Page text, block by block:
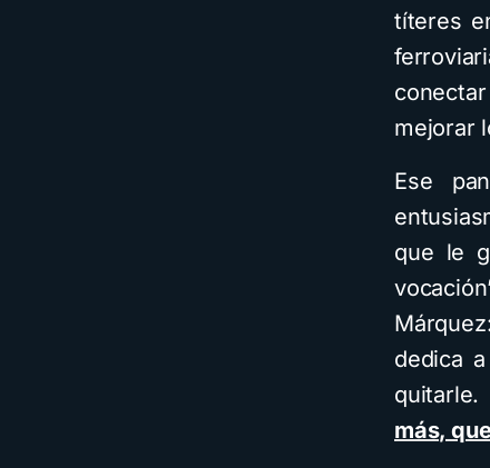
títeres
mejorar
Ese
que le
dedica
quitarle.
más,